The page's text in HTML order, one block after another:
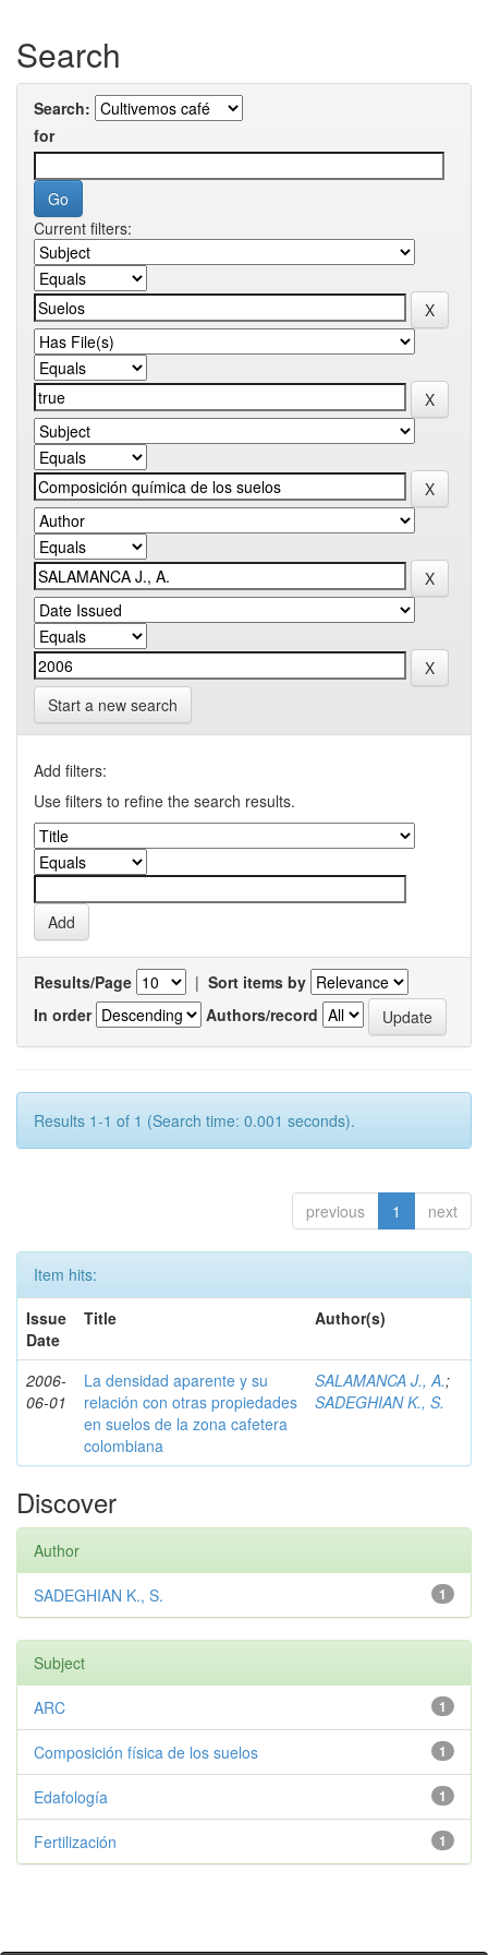
Search
Search:
for
Current filters:
Start a new search
Add filters:
Use filters to refine the search results.
Results/Page | Sort items by
In order
Authors/record
Results 1-1 of 1 (Search time: 0.001 seconds).
previous 1 next
Item hits:
Issue
Date
Title Author(s)
2006-
06-01
La densidad aparente y su
relación con otras propiedades
en suelos de la zona cafetera
colombiana
SALAMANCA J., A.;
SADEGHIAN K., S.
Discover
Author
1
SADEGHIAN K., S.
Subject
1
ARC
1
Composición física de los suelos
1
Edafología
1
Fertilización